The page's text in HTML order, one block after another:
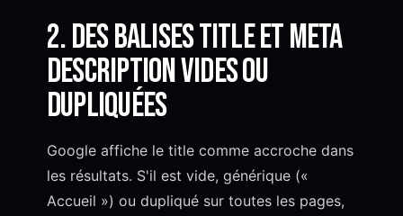
2. Des balises title et meta
description vides ou
dupliquées
Google affiche le title comme accroche dans
les résultats. S'il est vide, générique («
Accueil ») ou dupliqué sur toutes les pages,